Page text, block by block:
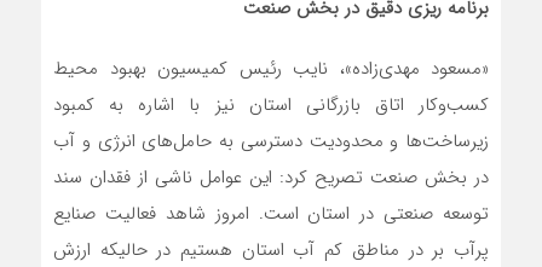
برنامه ریزی دقیق در بخش صنعت
«مسعود مهدی‌زاده»، نایب رئیس کمیسیون بهبود محیط
کسب‌وکار اتاق بازرگانی استان نیز با اشاره به کمبود
زیرساخت‌ها و محدودیت دسترسی به حامل‌های انرژی و آب
در بخش صنعت تصریح کرد: این عوامل ناشی از فقدان سند
توسعه صنعتی در استان است. امروز شاهد فعالیت صنایع
پرآب بر در مناطق کم آب استان هستیم در حالیکه ارزش